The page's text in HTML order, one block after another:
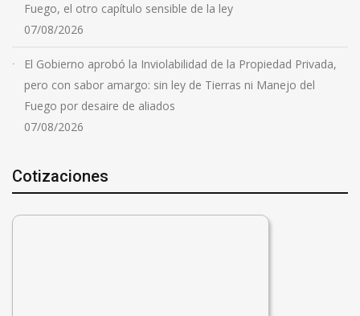
Fuego, el otro capítulo sensible de la ley
07/08/2026
El Gobierno aprobó la Inviolabilidad de la Propiedad Privada,
pero con sabor amargo: sin ley de Tierras ni Manejo del
Fuego por desaire de aliados
07/08/2026
Cotizaciones